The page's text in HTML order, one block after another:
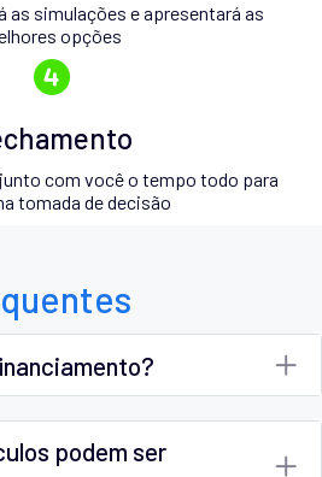
as simulações e apresentará as
opções
com você o tempo todo para
tomada de decisão
podem ser